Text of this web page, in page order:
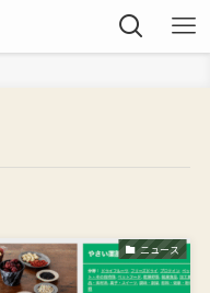
ニュース